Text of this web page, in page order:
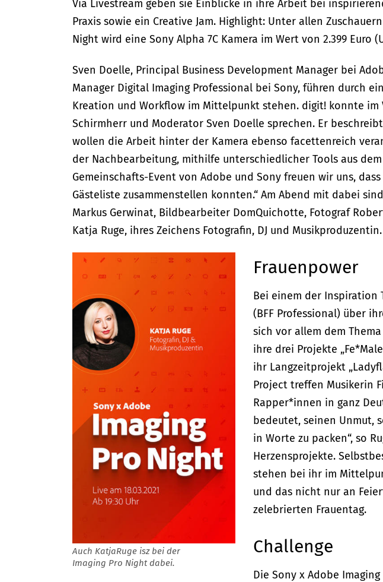
Via Livestream geben sie Einblicke in ihre Arbeit bei
Praxis sowie ein Creative Jam. Highlight: Unter allen
Night wird eine Sony Alpha 7C Kamera im Wert von 2.399 Euro
Sven Doelle, Principal Business Development Manager bei
Manager Digital Imaging Professional bei Sony, führen durch
Kreation und Workflow im Mittelpunkt stehen. digit! konnte
Schirmherr und Moderator Sven Doelle sprechen. Er
wollen die Arbeit hinter der Kamera ebenso facettenreich
der Nachbearbeitung, mithilfe unterschiedlicher Tools aus
Gemeinschafts-Event von Adobe und Sony freuen wir uns,
Gästeliste zusammenstellen konnten.“ Am Abend mit dabei
Markus Gerwinat, Bildbearbeiter DomQuichotte, Fotograf
Katja Ruge, ihres Zeichens Fotografin, DJ und Musikproduzentin.
Auch KatjaRuge isz bei der
Imaging Pro Night dabei.
Frauenpower
Bei einem der Inspiration
(BFF Professional) über
sich vor allem dem
ihre drei Projekte
ihr Langzeitprojekt
Project treffen Musikerin
Rapper*innen in ganz
bedeutet, seinen Unmut,
in Worte zu packen“, so
Herzensprojekte.
stehen bei ihr im
und das nicht nur an
zelebrierten Frauentag.
Challenge
Die Sony x Adobe